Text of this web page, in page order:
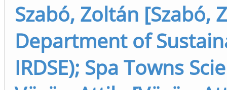
Szabó, Zoltán [Szabó,
Department of
IRDSE); Spa Towns